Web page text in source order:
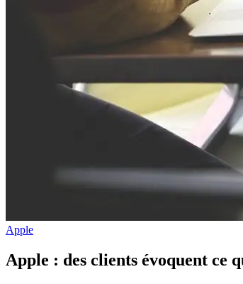
Apple
Apple : des clients évoquent ce